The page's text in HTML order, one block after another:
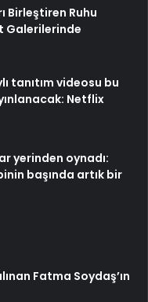
Birleştiren Ruhu
Galerilerinde
tanıtım videosu bu
Netflix
yerinden oynadı:
başında artık bir
Fatma Soydaş’ın